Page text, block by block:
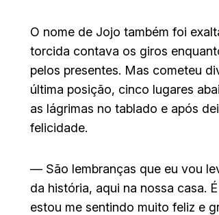
O nome de Jojo também foi
torcida contava os giros
pelos presentes. Mas cometeu
última posição, cinco lugares
as lágrimas no tablado e após
felicidade.
— São lembranças que eu vou
da história, aqui na nossa casa.
estou me sentindo muito feliz e